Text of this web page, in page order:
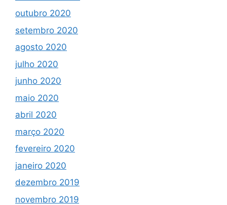
outubro 2020
setembro 2020
agosto 2020
julho 2020
junho 2020
maio 2020
abril 2020
março 2020
fevereiro 2020
janeiro 2020
dezembro 2019
novembro 2019